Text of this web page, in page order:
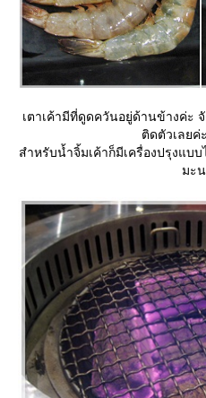
เตาเค้ามีที่ดูดควันอยู่ด้านข้างค่ะ
ติดตัวเลยค่
สำหรับน้ำจิ้มเค้าก็มีเครื่องปรุงแบ
มะ